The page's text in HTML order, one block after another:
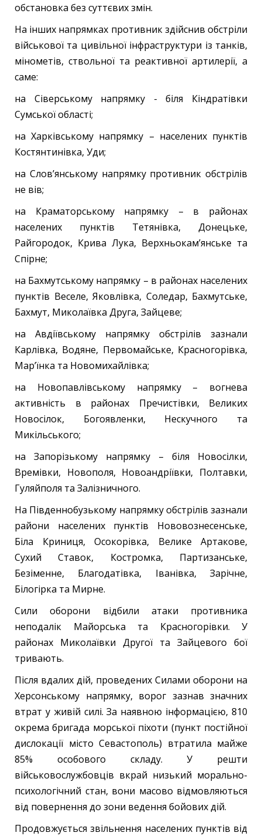
обстановка без суттєвих змін.
На інших напрямках противник здійснив обстріли
військової та цивільної інфраструктури із танків,
мінометів, ствольної та реактивної артилерії, а
саме:
на Сіверському напрямку - біля Кіндратівки
Сумської області;
на Харківському напрямку – населених пунктів
Костянтинівка, Уди;
на Слов’янському напрямку противник обстрілів
не вів;
на Краматорському напрямку – в районах
населених пунктів Тетянівка, Донецьке,
Райгородок, Крива Лука, Верхньокам’янське та
Спірне;
на Бахмутському напрямку – в районах населених
пунктів Веселе, Яковлівка, Соледар, Бахмутське,
Бахмут, Миколаївка Друга, Зайцеве;
на Авдіївському напрямку обстрілів зазнали
Карлівка, Водяне, Первомайське, Красногорівка,
Мар’їнка та Новомихайлівка;
на Новопавлівському напрямку – вогнева
активність в районах Пречистівки, Великих
Новосілок, Богоявленки, Нескучного та
Микільського;
на Запорізькому напрямку – біля Новосілки,
Времівки, Новополя, Новоандріївки, Полтавки,
Гуляйполя та Залізничного.
На Південнобузькому напрямку обстрілів зазнали
райони населених пунктів Нововознесенське,
Біла Криниця, Осокорівка, Велике Артакове,
Сухий Ставок, Костромка, Партизанське,
Безіменне, Благодатівка, Іванівка, Зарічне,
Білогірка та Мирне.
Сили оборони відбили атаки противника
неподалік Майорська та Красногорівки. У
районах Миколаївки Другої та Зайцевого бої
тривають.
Після вдалих дій, проведених Силами оборони на
Херсонському напрямку, ворог зазнав значних
втрат у живій силі. За наявною інформацією, 810
окрема бригада морської піхоти (пункт постійної
дислокації місто Севастополь) втратила майже
85% особового складу. У решти
військовослужбовців вкрай низький морально-
психологічний стан, вони масово відмовляються
від повернення до зони ведення бойових дій.
Продовжується звільнення населених пунктів від